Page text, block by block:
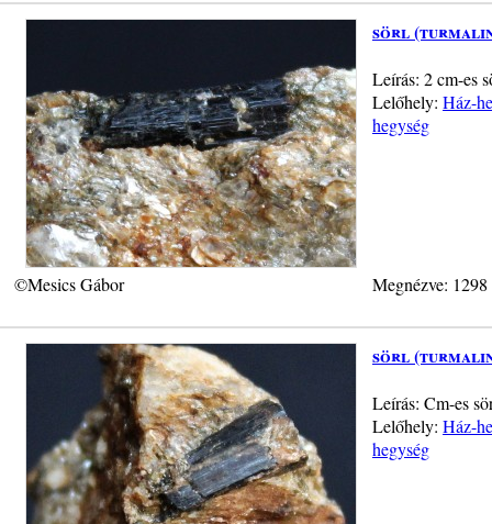
sörl
Leírás: 2 cm-es
Lelőhely: Ház-
hegység
©Mesics Gábor Megnézve:
sörl
Leírás: Cm-es
Lelőhely: Ház-
hegység